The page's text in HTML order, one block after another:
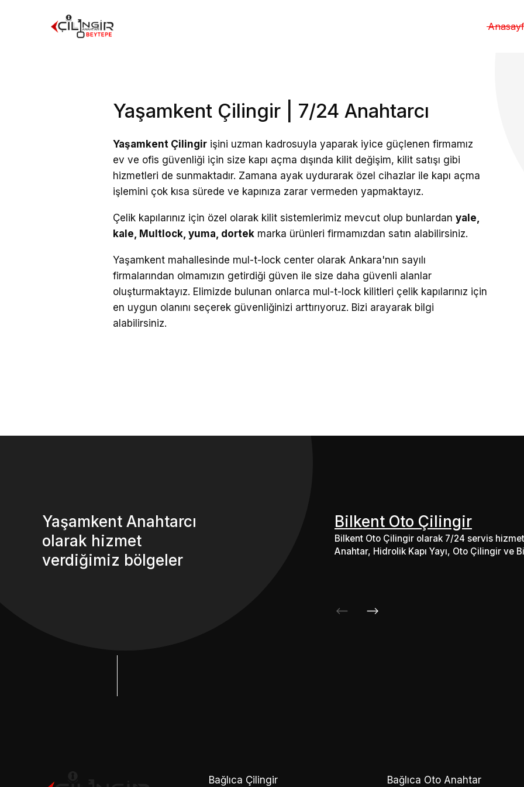
Yaşamkent Çilingir | 7/24 Anahtarcı
Yaşamkent Çilingirişini uzman kadrosuyla yaparak iyice güçlenen firmamız
ev ve ofis güvenliği için size kapı açma dışında kilit değişim, kilit satışı gibi
hizmetleri de sunmaktadır. Zamana ayak uydurarak özel cihazlar ile kapı açma
işlemini çok kısa sürede ve kapınıza zarar vermeden yapmaktayız.
Çelik kapılarınız için özel olarak kilit sistemlerimiz mevcut olup bunlardan yale,
kale, Multlock, yuma, dortekmarka ürünleri firmamızdan satın alabilirsiniz.
Yaşamkent mahallesinde mul-t-lock center olarak Ankara'nın sayılı
firmalarından olmamızın getirdiği güven ile size daha güvenli alanlar
oluşturmaktayız. Elimizde bulunan onlarca mul-t-lock kilitleri çelik kapılarınız için
en uygun olanını seçerek güvenliğinizi arttırıyoruz. Bizi arayarak bilgi
alabilirsiniz.
Yaşamkent Anahtarcı
olarak hizmet
verdiğimiz bölgeler
Bilkent Oto Çilingir
Bilkent Oto Çilingir olarak 7/24 servis
Anahtar, Hidrolik Kapı Yayı, Oto Çilingir ve
Bağlıca Çilingir Bağlıca Oto Anahtar